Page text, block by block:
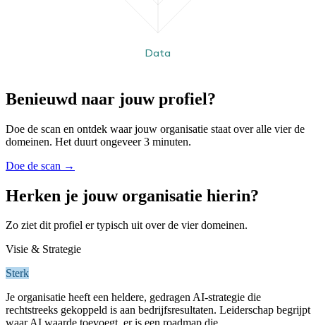
Data
Benieuwd naar jouw profiel?
Doe de scan en ontdek waar jouw organisatie staat over alle vier de
domeinen. Het duurt ongeveer 3 minuten.
Doe de scan →
Herken je jouw organisatie hierin?
Zo ziet dit profiel er typisch uit over de vier domeinen.
Visie & Strategie
Sterk
Je organisatie heeft een heldere, gedragen AI-strategie die
rechtstreeks gekoppeld is aan bedrijfsresultaten. Leiderschap begrijpt